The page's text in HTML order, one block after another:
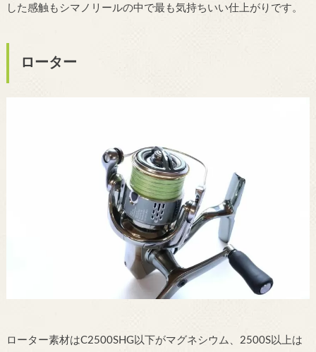
した感触もシマノリールの中で最も気持ちいい仕上がりです。
ローター
ローター素材はC2500SHG以下がマグネシウム、2500S以上は